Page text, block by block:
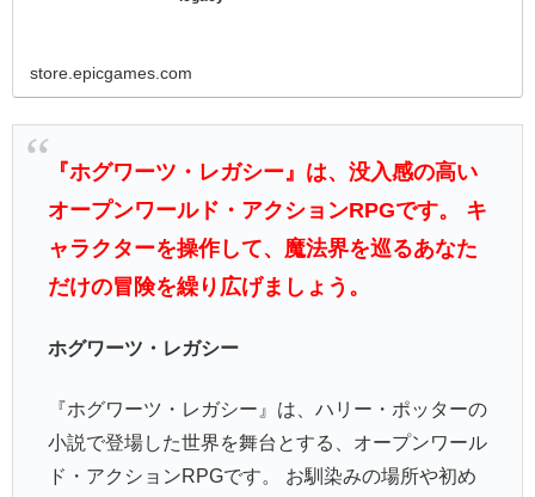
store.epicgames.com
『ホグワーツ・レガシー』は、没入感の高い
オープンワールド・アクションRPGです。 キ
ャラクターを操作して、魔法界を巡るあなた
だけの冒険を繰り広げましょう。
ホグワーツ・レガシー
『ホグワーツ・レガシー』は、ハリー・ポッターの
小説で登場した世界を舞台とする、オープンワール
ド・アクションRPGです。 お馴染みの場所や初め